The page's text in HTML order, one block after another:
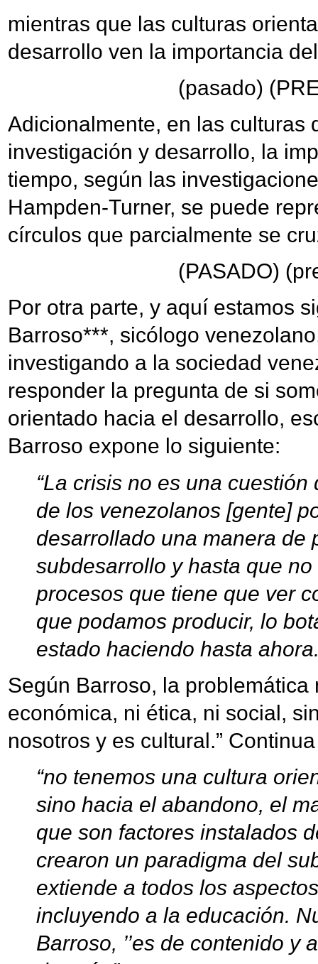
mientras que las culturas
desarrollo ven la importancia
(pasado)
Adicionalmente, en las culturas
investigación y desarrollo, la
tiempo, según las
Hampden-Turner, se puede
círculos que parcialmente se
(PASADO)
Por otra parte, y aquí estamos
Barroso***, sicólogo
investigando a la sociedad
responder la pregunta de si
orientado hacia el desarrollo,
Barroso expone lo siguiente:
“La crisis no es una
de los venezolanos [gente]
desarrollado una manera de
subdesarrollo y hasta que
procesos que tiene que ver
que podamos producir, lo
estado haciendo hasta
Según Barroso, la
económica, ni ética, ni social,
nosotros y es cultural.”
“no tenemos una cultura
sino hacia el abandono, el
que son factores instalados
crearon un paradigma del
extiende a todos los
incluyendo a la educación.
Barroso, ’’es de contenido y